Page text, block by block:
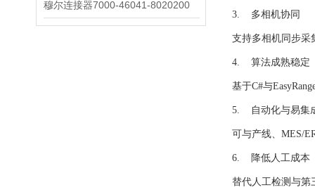
穆尔连接器7000-46041-8020200
3. 多相机协同
支持多相机同步采
4. 算法成熟稳定
基于C#与
5. 自动化与易集
可与产线、MES/
6. 降低人工成本
替代人工检测与第